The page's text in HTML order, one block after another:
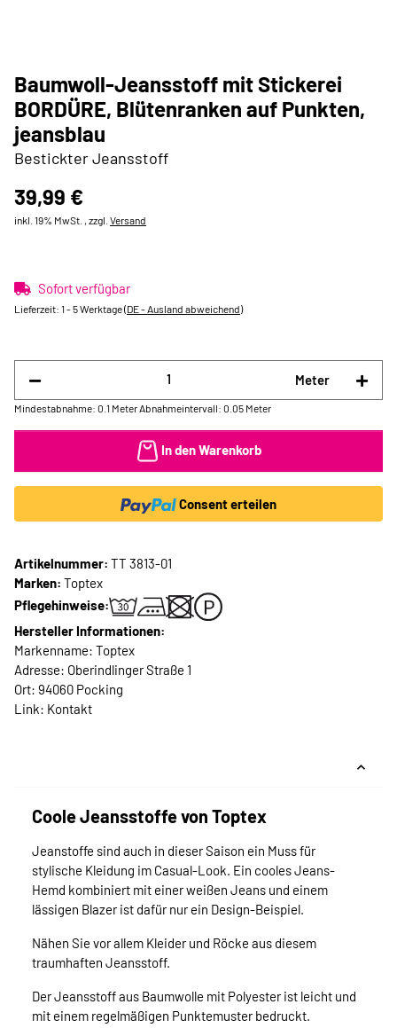
Baumwoll-Jeansstoff mit Stickerei
BORDÜRE, Blütenranken auf Punkten,
jeansblau
Bestickter Jeansstoff
39,99 €
inkl. 19% MwSt. , zzgl. Versand
Sofort verfügbar
Lieferzeit: 1 - 5 Werktage(DE - Ausland abweichend)
Meter
Mindestabnahme: 0.1 Meter Abnahmeintervall: 0.05 Meter
In den Warenkorb
Consent erteilen
Artikelnummer: TT 3813-01
Marken: Toptex
Pflegehinweise:
Hersteller Informationen:
Markenname: Toptex
Adresse: Oberindlinger Straße 1
Ort: 94060 Pocking
Link: Kontakt
Coole Jeansstoffe von Toptex
Jeanstoffe sind auch in dieser Saison ein Muss für
stylische Kleidung im Casual-Look. Ein cooles Jeans-
Hemd kombiniert mit einer weißen Jeans und einem
lässigen Blazer ist dafür nur ein Design-Beispiel.
Nähen Sie vor allem Kleider und Röcke aus diesem
traumhaften Jeansstoff.
Der Jeansstoff aus Baumwolle mit Polyester ist leicht und
mit einem regelmäßigen Punktemuster bedruckt.